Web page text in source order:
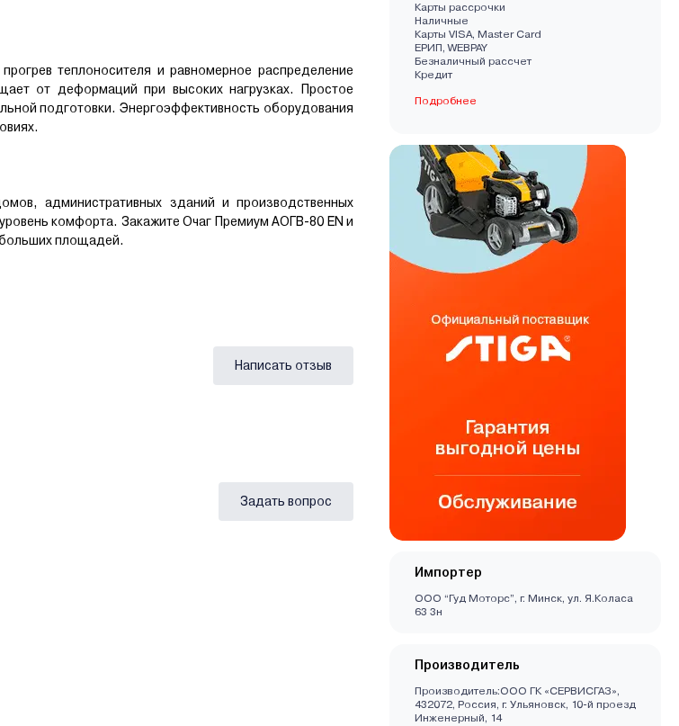
теплоносителя и равномерное распределение
от деформаций при высоких нагрузках. Простое
подготовки. Энергоэффективность оборудования
административных зданий и производственных
комфорта. Закажите Очаг Премиум АОГВ-80 ЕN и
площадей.
Написать отзыв
Задать вопрос
Карты рассрочки
Наличные
Карты VISA, Master Card
EРИП, WEBPAY
Безналичный рассчет
Кредит
Подробнее
Импортер
ООО “Гуд Моторс”, г. Минск, ул. Я.Коласа
63 3н
Производитель
Производитель:ООО ГК «СЕРВИСГАЗ»,
432072, Россия, г. Ульяновск, 10-й проезд
Инженерный, 14